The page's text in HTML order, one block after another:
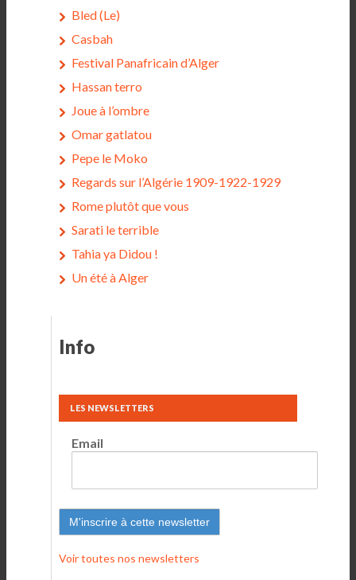
Bled (Le)
Casbah
Festival Panafricain d’Alger
Hassan terro
Joue à l’ombre
Omar gatlatou
Pepe le Moko
Regards sur l’Algérie 1909-1922-1929
Rome plutôt que vous
Sarati le terrible
Tahia ya Didou !
Un été à Alger
Info
LES NEWSLETTERS
Email
Voir toutes nos newsletters